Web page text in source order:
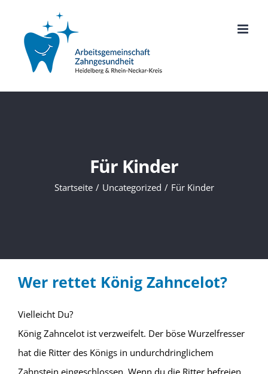
springen
Für Kinder
Startseite Uncategorized Für Kinder
Wer rettet König Zahncelot?
Vielleicht Du?
König Zahncelot ist verzweifelt. Der böse Wurzelfresser
hat die Ritter des Königs in undurchdringlichem
Zahnstein eingeschlossen. Wenn du die Ritter befreien